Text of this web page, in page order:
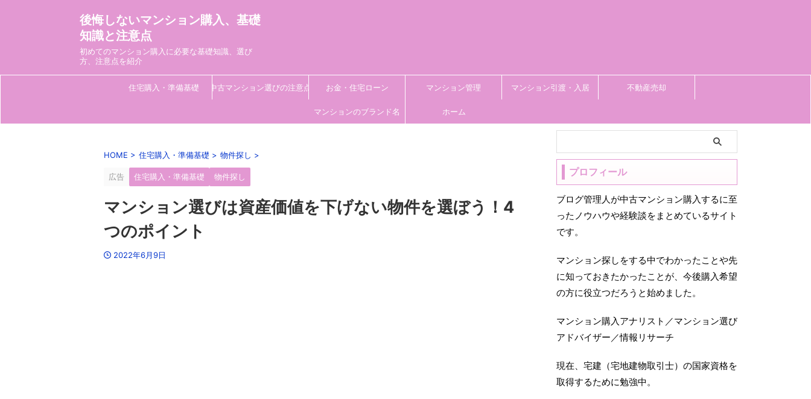
後悔しないマンション購入、基礎
知識と注意点
初めてのマンション購入に必要な基礎知識、選び
方、注意点を紹介
住宅購入・準備基礎 中古マンション選びの注意点 お金・住宅ローン マンション管理 マンション引渡・入居 不動産売却
マンションのブランド名 ホーム
HOME > 住宅購入・準備基礎 > 物件探し >
広告 住宅購入・準備基礎 物件探し
マンション選びは資産価値を下げない物件を選ぼう！4
つのポイント
2022年6月9日
プロフィール
ブログ管理人が中古マンション購入するに至
ったノウハウや経験談をまとめているサイト
です。
マンション探しをする中でわかったことや先
に知っておきたかったことが、今後購入希望
の方に役立つだろうと始めました。
マンション購入アナリスト／マンション選び
アドバイザー／情報リサーチ
現在、宅建（宅地建物取引士）の国家資格を
取得するために勉強中。